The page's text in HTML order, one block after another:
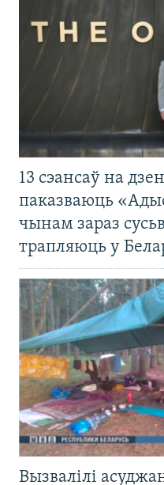
13 сэансаў на
паказваюць
чынам зараз
трапляюць у
Вызвалілі